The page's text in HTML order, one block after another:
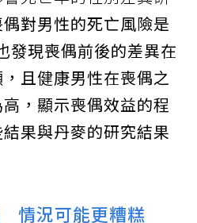
對男性的死亡風險是
發現喪偶前後的差異在
且健康男性在喪偶之
，顯示喪偶效益的程
果與丹麥的研究結果
情況可能更糟糕